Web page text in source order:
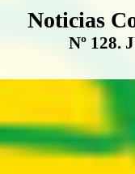
Boletín
Noticias
Nº 128.